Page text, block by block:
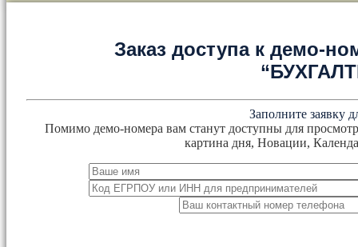
Заказ доступа к демо-
Заполните заявку
Помимо демо-номера вам станут доступны для
картина дня, Новации,